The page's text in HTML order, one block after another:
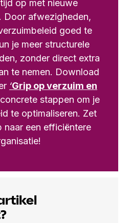
op met nieuwe
Door afwezigheden,
goed te
je meer structurele
zonder direct extra
te nemen. Download
‘Grip op verzuim en
stappen om je
te optimaliseren. Zet
naar een efficiëntere